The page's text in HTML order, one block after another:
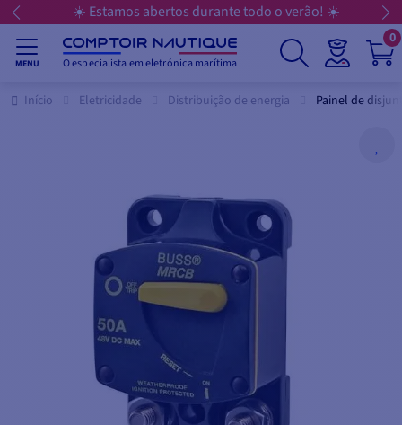
☀️ Estamos abertos durante todo o verão! ☀️
MENU O especialista em eletrónica marítima
0
Início Eletricidade Distribuição de energia Painel de